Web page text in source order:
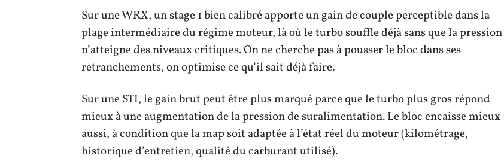
Sur une WRX, un stage 1 bien calibré apporte un gain de couple perceptible dans la
plage intermédiaire du régime moteur, là où le turbo souffle déjà sans que la pression
n’atteigne des niveaux critiques. On ne cherche pas à pousser le bloc dans ses
retranchements, on optimise ce qu’il sait déjà faire.
Sur une STI, le gain brut peut être plus marqué parce que le turbo plus gros répond
mieux à une augmentation de la pression de suralimentation. Le bloc encaisse mieux
aussi, à condition que la map soit adaptée à l’état réel du moteur (kilométrage,
historique d’entretien, qualité du carburant utilisé).